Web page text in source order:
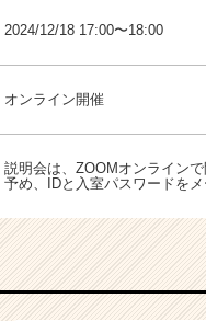
2024/12/18 17:00〜18:00
オンライン開催
説明会は、ZOOMオンラインで
予め、IDと入室パスワードをメ